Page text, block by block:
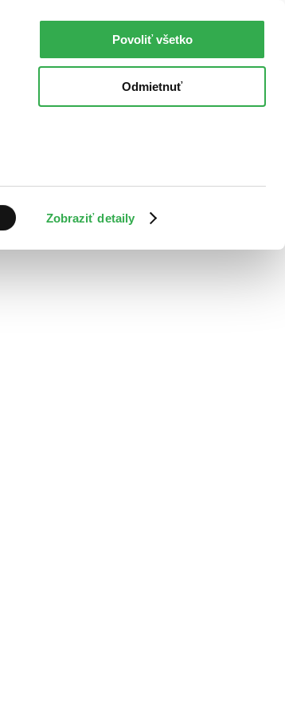
Zobraziť detaily
Povoliť všetko
Odmietnuť